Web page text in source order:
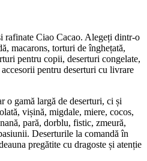
rafinate Ciao Cacao. Alegeți dintr-o
macarons, torturi de înghețată,
pentru copii, deserturi congelate,
pentru deserturi cu livrare
o gamă largă de deserturi, ci și
vișină, migdale, miere, cocos,
pară, dorblu, fistic, zmeură,
Deserturile la comandă în
pregătite cu dragoste și atenție